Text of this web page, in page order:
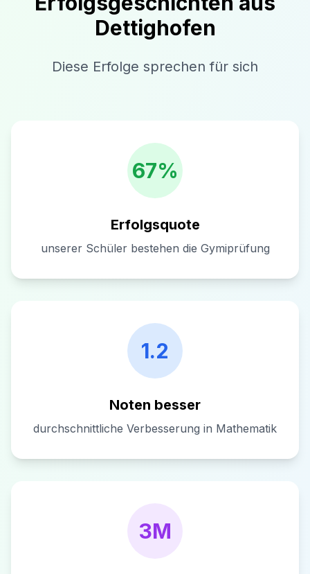
Dettighofen
Diese Erfolge sprechen für sich
67%
Erfolgsquote
unserer Schüler bestehen die Gymiprüfung
1.2
Noten besser
durchschnittliche Verbesserung in Mathematik
3M